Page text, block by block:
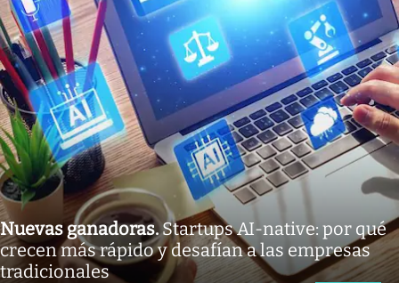
Nuevas ganadoras.Startups AI-native: por qué
crecen más rápido y desafían a las empresas
tradicionales